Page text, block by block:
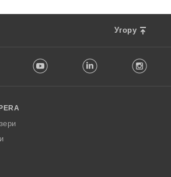
Угору
Youtube LinkedIn